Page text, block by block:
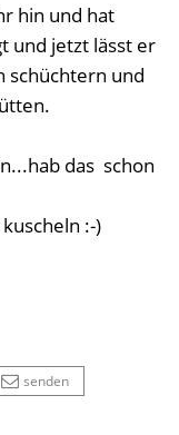
hin und hat
und jetzt lässt er
schüchtern und
das schon
:-)
senden